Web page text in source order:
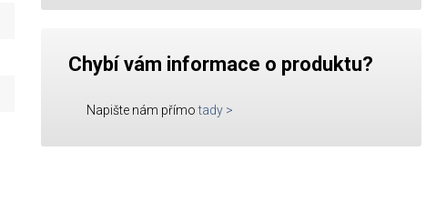
Chybí vám informace o produktu?
Napište nám přímo tady >